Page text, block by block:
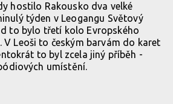
hostilo Rakousko dva velké
týden v Leogangu Světový
to bylo třetí kolo Evropského
V Leoši to českým barvám do karet
to byl zcela jiný příběh -
umístění.